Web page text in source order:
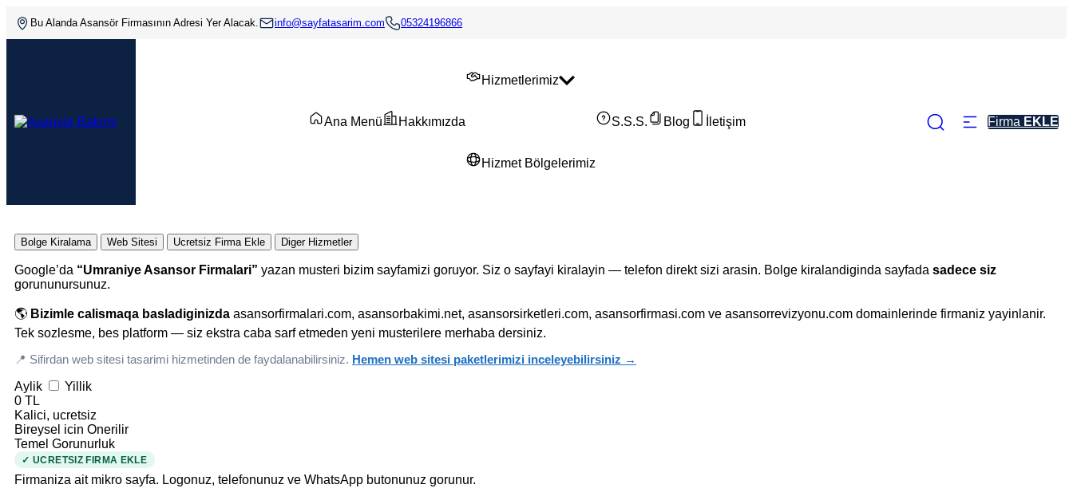
Bu Alanda Asansör Firmasının Adresi Yer Alacak. info@sayfatasarim.com 05324196866
Ana Menü Hakkımızda
Hizmetlerimiz
Hizmet Bölgelerimiz
S.S.S. Blog İletişim Firma EKLE
Bolge Kiralama Web Sitesi Ucretsiz Firma Ekle Diger Hizmetler
Google’da “Umraniye Asansor Firmalari” yazan musteri bizim sayfamizi goruyor. Siz o sayfayi kiralayin — telefon direkt sizi arasin. Bolge kiralandiginda sayfada sadece siz
gorununursunuz.
🌎 Bizimle calismaqa basladiginizda asansorfirmalari.com, asansorbakimi.net, asansorsirketleri.com, asansorfirmasi.com ve asansorrevizyonu.com domainlerinde firmaniz yayinlanir.
Tek sozlesme, bes platform — siz ekstra caba sarf etmeden yeni musterilere merhaba dersiniz.
📍 Sifirdan web sitesi tasarimi hizmetinden de faydalanabilirsiniz. Hemen web sitesi paketlerimizi inceleyebilirsiniz →
Aylik
Yillik
0 TL
Kalici, ucretsiz
Bireysel icin Onerilir
Temel Gorunurluk
✓ UCRETSIZ FIRMA EKLE
Firmaniza ait mikro sayfa. Logonuz, telefonunuz ve WhatsApp butonunuz gorunur.